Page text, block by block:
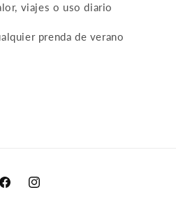
viajes o uso diario
prenda de verano
FacebookInstagram